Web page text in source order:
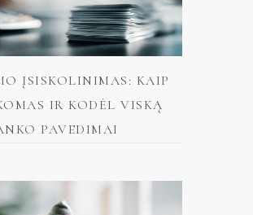
ĮSISKOLINIMAS: KAIP
IR KODĖL VISKĄ
PAVEDIMAI